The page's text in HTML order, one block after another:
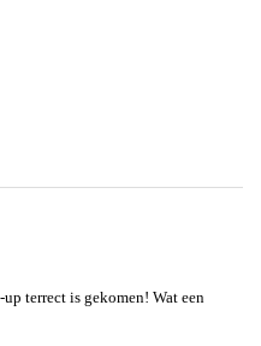
terrect is gekomen! Wat een